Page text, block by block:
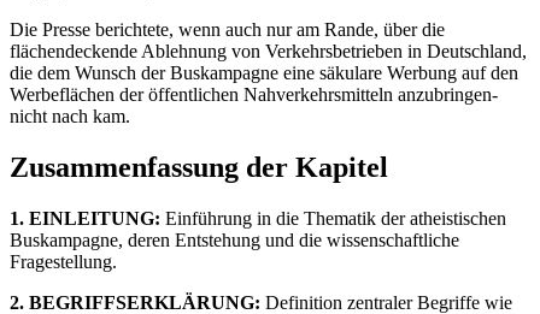
Die Presse berichtete, wenn auch nur am Rande, über die
flächendeckende Ablehnung von Verkehrsbetrieben in Deutschland,
die dem Wunsch der Buskampagne eine säkulare Werbung auf den
Werbeflächen der öffentlichen Nahverkehrsmitteln anzubringen-
nicht nach kam.
Zusammenfassung der Kapitel
1. EINLEITUNG: Einführung in die Thematik der atheistischen
Buskampagne, deren Entstehung und die wissenschaftliche
Fragestellung.
2. BEGRIFFSERKLÄRUNG: Definition zentraler Begriffe wie